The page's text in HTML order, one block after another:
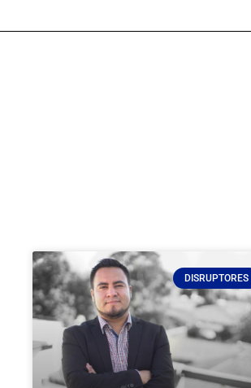
DISRUPTORES